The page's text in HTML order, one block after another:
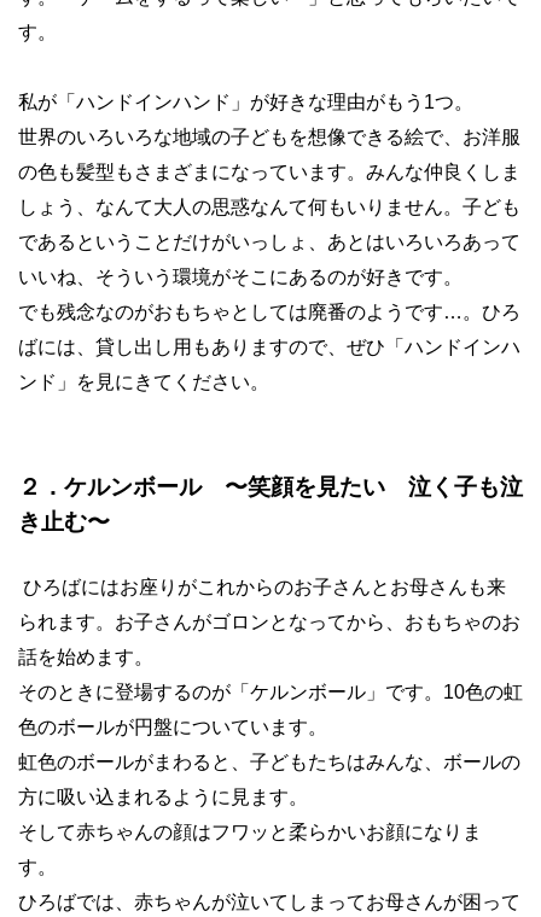
す。
私が「ハンドインハンド」が好きな理由がもう1つ。
世界のいろいろな地域の子どもを想像できる絵で、お洋服
の色も髪型もさまざまになっています。みんな仲良くしま
しょう、なんて大人の思惑なんて何もいりません。子ども
であるということだけがいっしょ、あとはいろいろあって
いいね、そういう環境がそこにあるのが好きです。
でも残念なのがおもちゃとしては廃番のようです…。ひろ
ばには、貸し出し用もありますので、ぜひ「ハンドインハ
ンド」を見にきてください。
２．ケルンボール 〜笑顔を見たい 泣く子も泣
き止む〜
ひろばにはお座りがこれからのお子さんとお母さんも来
られます。お子さんがゴロンとなってから、おもちゃのお
話を始めます。
そのときに登場するのが「ケルンボール」です。 10色の虹
色のボールが円盤についています。
虹色のボールがまわると、子どもたちはみんな、ボールの
方に吸い込まれるように見ます。
そして赤ちゃんの顔はフワッと柔らかいお顔になりま
す。
ひろばでは、赤ちゃんが泣いてしまってお母さんが困って